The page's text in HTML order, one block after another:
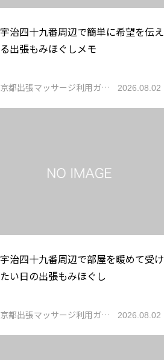
宇治四十九番周辺で簡単に希望を伝え
る出張もみほぐしメモ
京都出張マッサージ利用ガ… 2026.08.02
宇治四十九番周辺で部屋を暖めて受け
たい日の出張もみほぐし
京都出張マッサージ利用ガ… 2026.08.02